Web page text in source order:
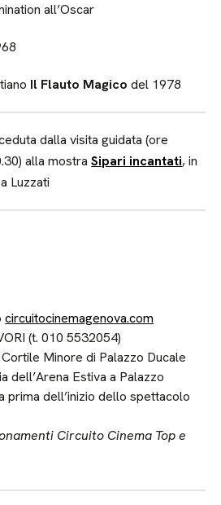
all’Oscar
Il Flauto Magico del 1978
dalla visita guidata (ore
alla mostraSipari incantati, in
Luzzati
circuitocinemagenova.com
(t. 010 5532054)
Minore di Palazzo Ducale
dell’Arena Estiva a Palazzo
prima dell’inizio dello spettacolo
Circuito Cinema Top e